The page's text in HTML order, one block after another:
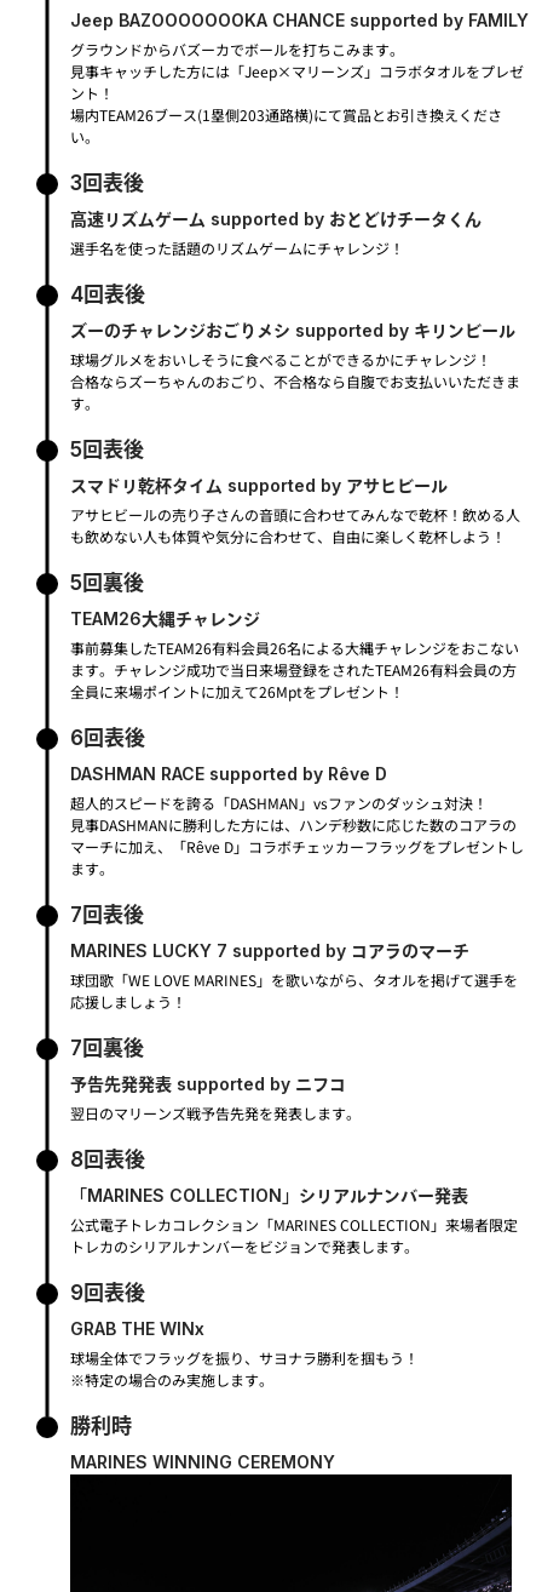
Jeep BAZOOOOOOOKA CHANCE supported by FAMILY
グラウンドからバズーカでボールを打ちこみます。
見事キャッチした方には「Jeep×マリーンズ」コラボタオルをプレゼ
ント！
場内TEAM26ブース(1塁側203通路横)にて賞品とお引き換えくださ
い。
3回表後
高速リズムゲーム supported by おとどけチータくん
選手名を使った話題のリズムゲームにチャレンジ！
4回表後
ズーのチャレンジおごりメシ supported by キリンビール
球場グルメをおいしそうに食べることができるかにチャレンジ！
合格ならズーちゃんのおごり、不合格なら自腹でお支払いいただきま
す。
5回表後
スマドリ乾杯タイム supported by アサヒビール
アサヒビールの売り子さんの音頭に合わせてみんなで乾杯！飲める人
も飲めない人も体質や気分に合わせて、自由に楽しく乾杯しよう！
5回裏後
TEAM26大縄チャレンジ
事前募集したTEAM26有料会員26名による大縄チャレンジをおこない
ます。チャレンジ成功で当日来場登録をされたTEAM26有料会員の方
全員に来場ポイントに加えて26Mptをプレゼント！
6回表後
DASHMAN RACE supported by Rêve D
超人的スピードを誇る「DASHMAN」vsファンのダッシュ対決！
見事DASHMANに勝利した方には、ハンデ秒数に応じた数のコアラの
マーチに加え、「Rêve D」コラボチェッカーフラッグをプレゼントし
ます。
7回表後
MARINES LUCKY 7 supported by コアラのマーチ
球団歌「WE LOVE MARINES」を歌いながら、タオルを掲げて選手を
応援しましょう！
7回裏後
予告先発発表 supported by ニフコ
翌日のマリーンズ戦予告先発を発表します。
8回表後
「MARINES COLLECTION」シリアルナンバー発表
公式電子トレカコレクション「MARINES COLLECTION」来場者限定
トレカのシリアルナンバーをビジョンで発表します。
9回表後
GRAB THE WINx
球場全体でフラッグを振り、サヨナラ勝利を掴もう！
※特定の場合のみ実施します。
勝利時
MARINES WINNING CEREMONY